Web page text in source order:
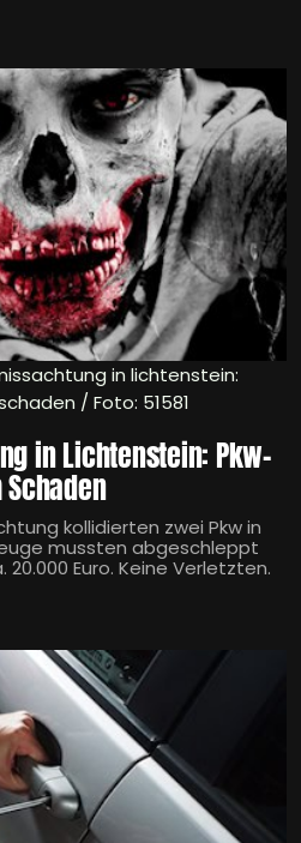
in lichtenstein:
/ Foto: 51581
in Lichtenstein: Pkw-
kollidierten zwei Pkw in
mussten abgeschleppt
Euro. Keine Verletzten.